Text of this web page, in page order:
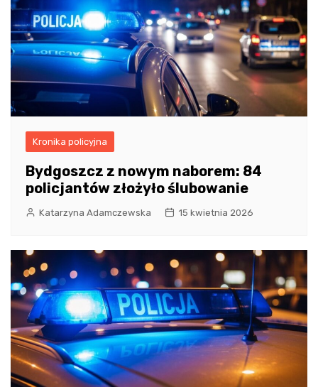
Kronika policyjna
Bydgoszcz z nowym naborem: 84
policjantów złożyło ślubowanie
Katarzyna Adamczewska 15 kwietnia 2026